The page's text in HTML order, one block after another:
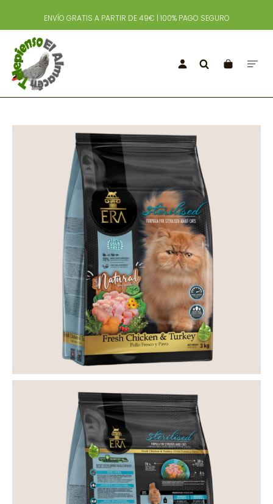
ENVÍO GRATIS A PARTIR DE 49€ | 100% PAGO SEGURO